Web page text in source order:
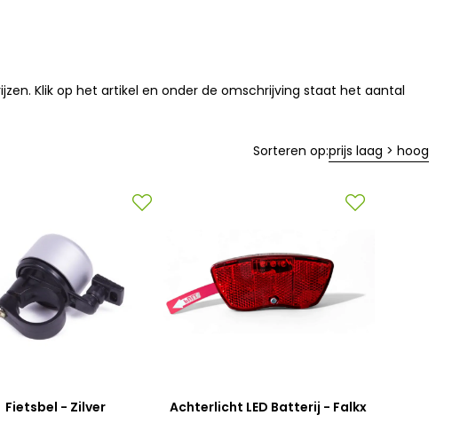
Klik op het artikel en onder de omschrijving staat het aantal
Sorteren op:prijs laag > hoog
Fietsbel - Zilver Achterlicht LED Batterij - Falkx